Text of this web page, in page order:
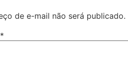
de e-mail não será publicado.
*